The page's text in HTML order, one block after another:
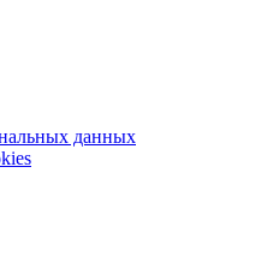
данных